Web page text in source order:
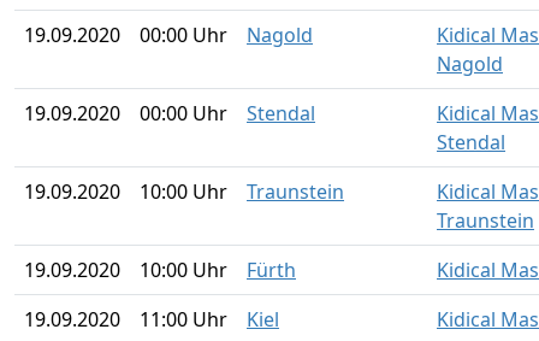
19.09.2020
00:00 Uhr Nagold
Kidical
Nagold
19.09.2020
00:00 Uhr Stendal
Kidical
Stendal
19.09.2020
10:00 Uhr Traunstein
Kidical
Traunstein
19.09.2020
10:00 Uhr Fürth
Kidical
19.09.2020
11:00 Uhr Kiel
Kidical